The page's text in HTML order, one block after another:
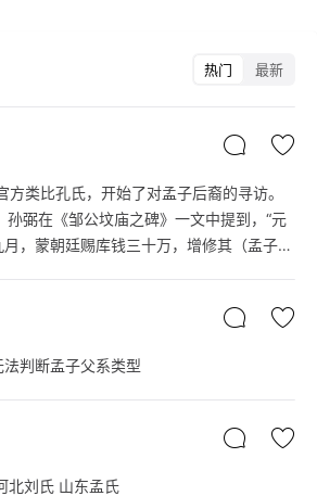
热门 最新
方类比孔氏，开始了对孟子后裔的寻访。
孙弼在《邹公坟庙之碑》一文中提到，“元
，蒙朝廷赐库钱三十万，增修其（孟子）
。邹县孟氏作为“圣贤家族”约在宋元之后
邹县、曲阜一带的孟姓人口，尤其称孟子
族，来历较为复杂。” 可
时候就出问题了，从姓氏的演变来看，一
。
判断孟子父系类型
北刘氏 山东孟氏